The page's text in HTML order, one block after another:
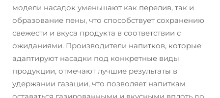
модели насадок уменьшают как перелив, так и
образование пены, что способствует сохранению
свежести и вкуса продукта в соответствии с
ожиданиями. Производители напитков, которые
адаптируют насадки под конкретные виды
продукции, отмечают лучшие результаты в
удержании газации, что позволяет напиткам
оставаться газированными и вкусными вплоть до